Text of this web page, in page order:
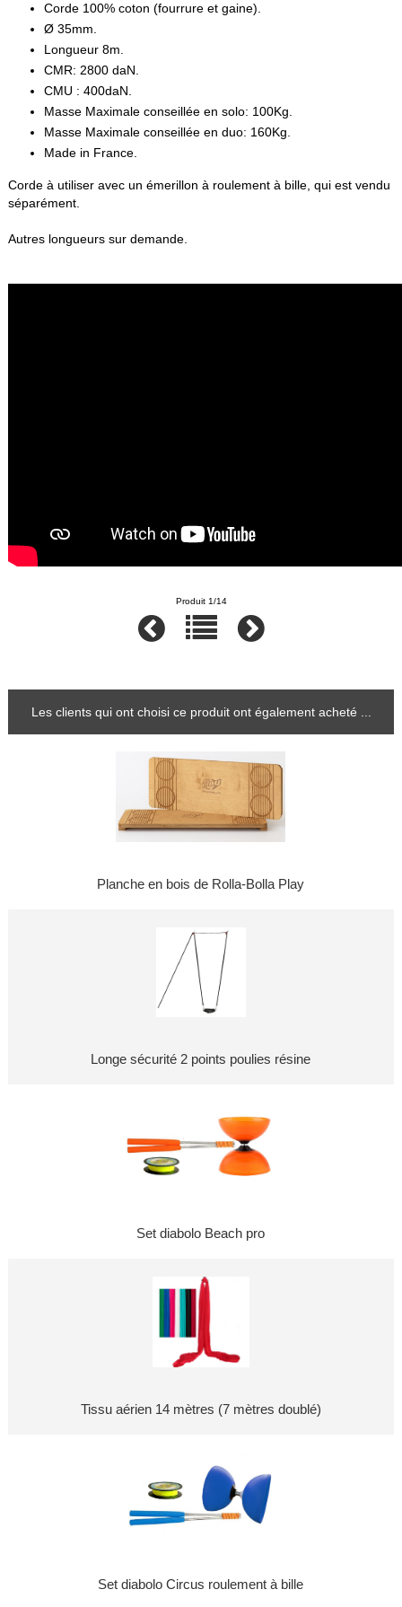
Corde 100% coton (fourrure et gaine).
Ø 35mm.
Longueur 8m.
CMR: 2800 daN.
CMU : 400daN.
Masse Maximale conseillée en solo: 100Kg.
Masse Maximale conseillée en duo: 160Kg.
Made in France.
Corde à utiliser avec un émerillon à roulement à bille, qui est vendu
séparément.
Autres longueurs sur demande.
Produit 1/14
Les clients qui ont choisi ce produit ont également acheté ...
Planche en bois de Rolla-Bolla Play
Longe sécurité 2 points poulies résine
Set diabolo Beach pro
Tissu aérien 14 mètres (7 mètres doublé)
Set diabolo Circus roulement à bille